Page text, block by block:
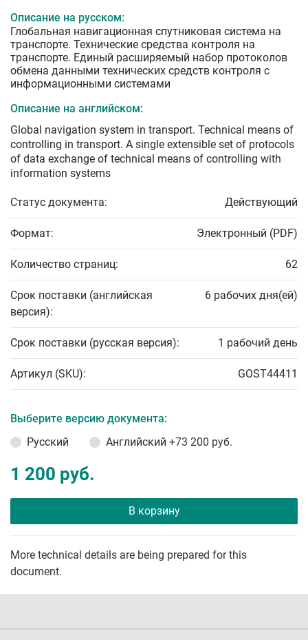
Описание на русском:
Глобальная навигационная спутниковая система на
транспорте. Технические средства контроля на
транспорте. Единый расширяемый набор протоколов
обмена данными технических средств контроля с
информационными системами
Описание на английском:
Global navigation system in transport. Technical means of
controlling in transport. A single extensible set of protocols
of data exchange of technical means of controlling with
information systems
Статус документа: Действующий
Формат: Электронный (PDF)
Количество страниц: 62
Срок поставки (английская
версия):
6 рабочих дня(ей)
Срок поставки (русская версия): 1 рабочий день
Артикул (SKU): GOST44411
Выберите версию документа:
Русский
Английский +73 200 руб.
1 200 руб.
В корзину
More technical details are being prepared for this
document.